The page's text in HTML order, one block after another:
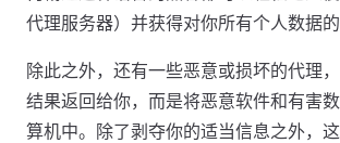
代理服务器）并获得对你所有个人数据的
除此之外，还有一些恶意或损坏的代理
结果返回给你，而是将恶意软件和有害
算机中。除了剥夺你的适当信息之外，